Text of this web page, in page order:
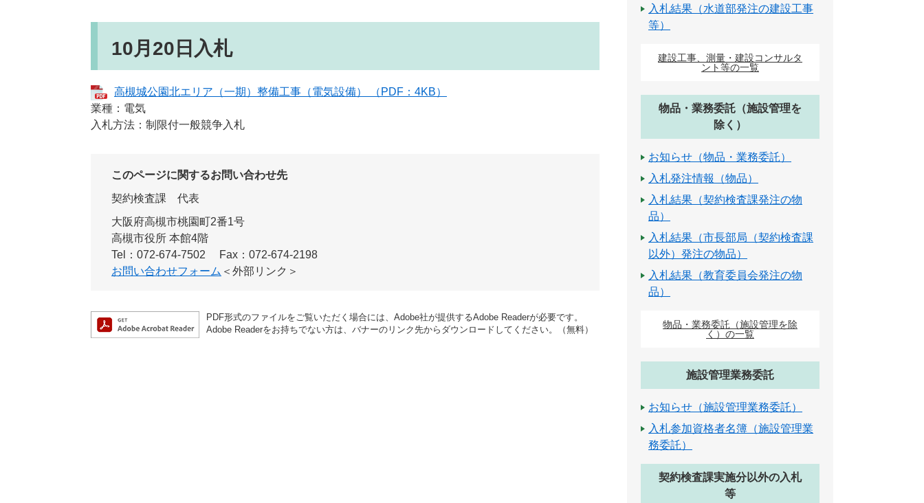
10月20日入札
高槻城公園北エリア（一期）整備工事（電気設備） （PDF：4KB）
業種：電気
入札方法：制限付一般競争入札
このページに関するお問い合わせ先
契約検査課
代表
大阪府高槻市桃園町2番1号
高槻市役所 本館4階
Tel：072-674-7502
Fax：072-674-2198
お問い合わせフォーム ＜外部リンク＞
PDF形式のファイルをご覧いただく場合には、Adobe社が提供するAdobe Readerが必要です。
Adobe Readerをお持ちでない方は、バナーのリンク先からダウンロードしてください。（無料）
入札結果（水道部発注の建設工事
等）
建設工事、測量・建設コンサルタ
ント等の一覧
物品・業務委託（施設管理を
除く）
お知らせ（物品・業務委託）
入札発注情報（物品）
入札結果（契約検査課発注の物
品）
入札結果（市長部局（契約検査課
以外）発注の物品）
入札結果（教育委員会発注の物
品）
物品・業務委託（施設管理を除
く）の一覧
施設管理業務委託
お知らせ（施設管理業務委託）
入札参加資格者名簿（施設管理業
務委託）
契約検査課実施分以外の入札
等